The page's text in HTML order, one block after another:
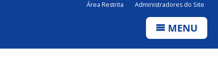
Área Restrita Administradores do Site
MENU